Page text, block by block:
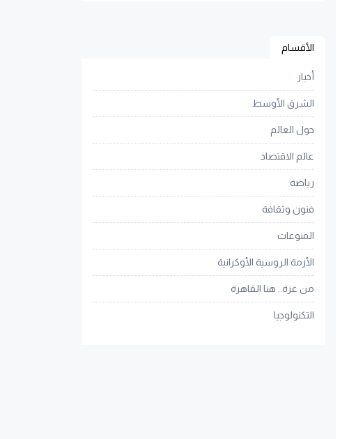
الأقسام
أخبار
الشرق الأوسط
حول العالم
عالم الاقتصاد
رياضة
فنون وثقافة
المنوعات
الأزمة الروسية الأوكرانية
من غزة.. هنا القاهرة
التكنولوجيا